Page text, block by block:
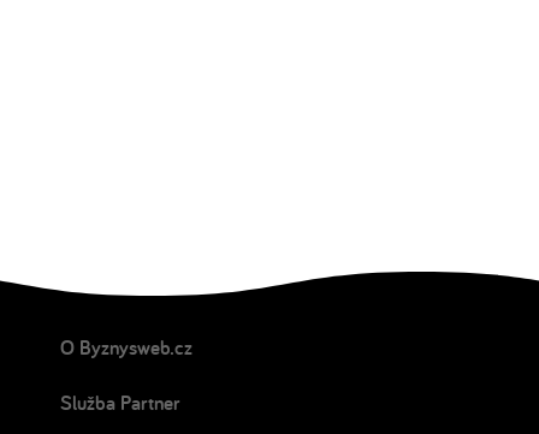
O Byznysweb.cz
Služba Partner